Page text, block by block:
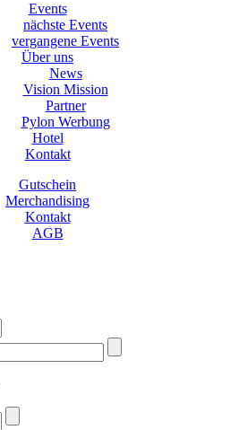
Events
nächste Events
vergangene Events
Über uns
News
Vision Mission
Partner
Pylon Werbung
Hotel
Kontakt
Gutschein
Merchandising
Kontakt
AGB